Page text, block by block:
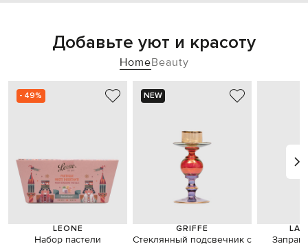
Добавьте уют и красоту
HomeBeauty
- 49%
LEONE
Набор пастели
NEW
GRIFFE
Стеклянный подсвечник с
LA